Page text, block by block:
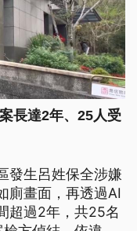
長達2年、25人受
發生呂姓保全涉嫌
廁畫面，再透過AI
超過2年，共25名